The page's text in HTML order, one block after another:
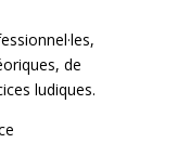
de
ludiques.